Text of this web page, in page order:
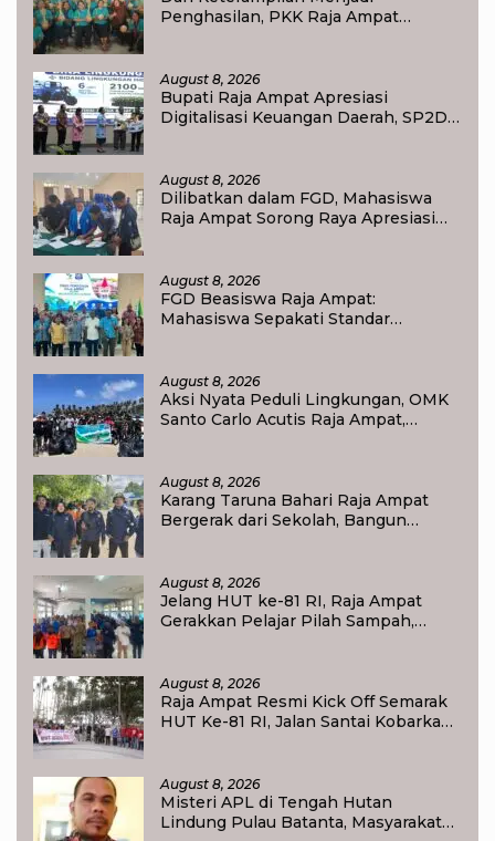
Penghasilan, PKK Raja Ampat
August 8, 2026
Bupati Raja Ampat Apresiasi
Digitalisasi Keuangan Daerah, SP2D
August 8, 2026
Dilibatkan dalam FGD, Mahasiswa
Raja Ampat Sorong Raya Apresiasi
August 8, 2026
FGD Beasiswa Raja Ampat:
Mahasiswa Sepakati Standar
August 8, 2026
Aksi Nyata Peduli Lingkungan, OMK
Santo Carlo Acutis Raja Ampat,
August 8, 2026
Karang Taruna Bahari Raja Ampat
Bergerak dari Sekolah, Bangun
August 8, 2026
Jelang HUT ke-81 RI, Raja Ampat
Gerakkan Pelajar Pilah Sampah,
August 8, 2026
Raja Ampat Resmi Kick Off Semarak
HUT Ke-81 RI, Jalan Santai Kobarkan
August 8, 2026
Misteri APL di Tengah Hutan
Lindung Pulau Batanta, Masyarakat